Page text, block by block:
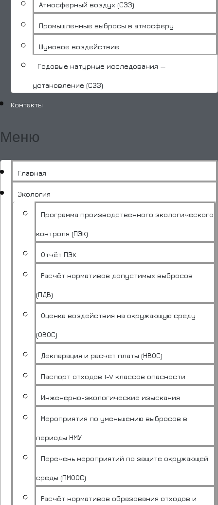
Атмосферный воздух (СЗЗ)
Промышленные выбросы в атмосферу
Шумовое воздействие
Годовые натурные исследования —
установление (СЗЗ)
Контакты
Меню
Главная
Экология
Программа производственного экологического
контроля (ПЭК)
Отчёт ПЭК
Расчёт нормативов допустимых выбросов
(ПДВ)
Оценка воздействия на окружающую среду
(ОВОС)
Декларация и расчет платы (НВОС)
Паспорт отходов I-V классов опасности
Инженерно-экологические изыскания
Мероприятия по уменьшению выбросов в
периоды НМУ
Перечень мероприятий по защите окружающей
среды (ПМООС)
Расчёт нормативов образования отходов и